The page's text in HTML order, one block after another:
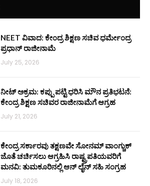
NEET ವಿವಾದ: ಕೇಂದ್ರ ಶಿಕ್ಷಣ ಸಚಿವ ಧರ್ಮೇಂದ್ರ
ಪ್ರಧಾನ್ ರಾಜೀನಾಮೆ
July 25, 2026
ನೀಟ್ ಅಕ್ರಮ: ಕಪ್ಪು ಪಟ್ಟಿ ಧರಿಸಿ ಮೌನ ಪ್ರತಿಭಟನೆ:
ಕೇಂದ್ರ ಶಿಕ್ಷಣ ಸಚಿವರ ರಾಜೀನಾಮೆಗೆ ಆಗ್ರಹ
July 21, 2026
ಕೇಂದ್ರ ಸರ್ಕಾರವು ತಕ್ಷಣವೇ ಸೋನಮ್ ವಾಂಗ್ಚುಕ್
ಜೊತೆ ಚರ್ಚಿಸಲು ಆಗ್ರಹಿಸಿ ರಾಷ್ಟ್ರಪತಿಯವರಿಗೆ
ಮನವಿ: ತುಮಕೂರಿನಲ್ಲಿ ಆನ್‌ ಲೈನ್ ಸಹಿ ಸಂಗ್ರಹ
July 18, 2026